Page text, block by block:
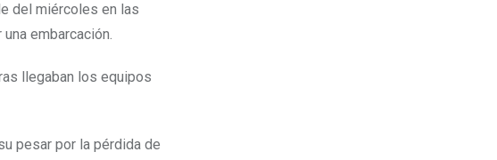
del miércoles en las
embarcación.
llegaban los equipos
pesar por la pérdida de